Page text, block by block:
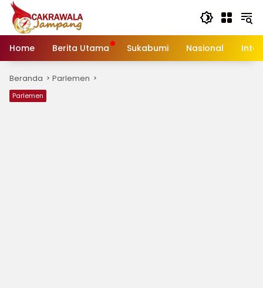
Langsung
konten
Home
Berita Utama Sukabumi Nasional
Beranda Parlemen
Parlemen